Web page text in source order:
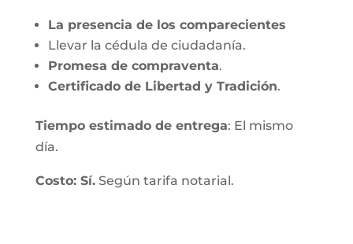
La presencia de los comparecientes
Llevar la cédula de ciudadanía.
Promesa de compraventa.
Certificado de Libertad y Tradición.
Tiempo estimado de entrega: El mismo
día.
Costo: Sí.Según tarifa notarial.